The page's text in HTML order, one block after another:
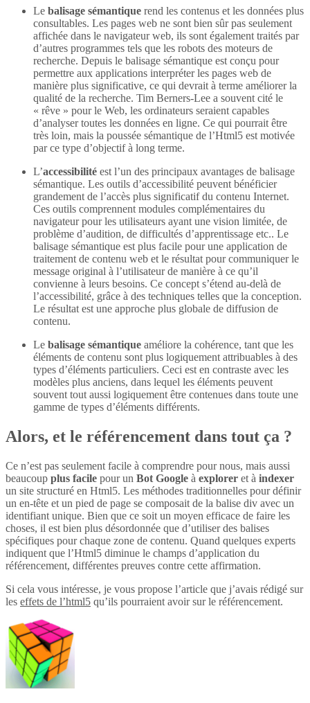
Le balisage sémantique rend les contenus et les données plus
consultables. Les pages web ne sont bien sûr pas seulement
affichée dans le navigateur web, ils sont également traités par
d’autres programmes tels que les robots des moteurs de
recherche. Depuis le balisage sémantique est conçu pour
permettre aux applications interpréter les pages web de
manière plus significative, ce qui devrait à terme améliorer la
qualité de la recherche. Tim Berners-Lee a souvent cité le
« rêve » pour le Web, les ordinateurs seraient capables
d’analyser toutes les données en ligne. Ce qui pourrait être
très loin, mais la poussée sémantique de l’Html5 est motivée
par ce type d’objectif à long terme.
L’accessibilité est l’un des principaux avantages de balisage
sémantique. Les outils d’accessibilité peuvent bénéficier
grandement de l’accès plus significatif du contenu Internet.
Ces outils comprennent modules complémentaires du
navigateur pour les utilisateurs ayant une vision limitée, de
problème d’audition, de difficultés d’apprentissage etc.. Le
balisage sémantique est plus facile pour une application de
traitement de contenu web et le résultat pour communiquer le
message original à l’utilisateur de manière à ce qu’il
convienne à leurs besoins. Ce concept s’étend au-delà de
l’accessibilité, grâce à des techniques telles que la conception.
Le résultat est une approche plus globale de diffusion de
contenu.
Le balisage sémantique améliore la cohérence, tant que les
éléments de contenu sont plus logiquement attribuables à des
types d’éléments particuliers. Ceci est en contraste avec les
modèles plus anciens, dans lequel les éléments peuvent
souvent tout aussi logiquement être contenues dans toute une
gamme de types d’éléments différents.
Alors, et le référencement dans tout ça ?
Ce n’est pas seulement facile à comprendre pour nous, mais aussi
beaucoup plus facile pour un Bot Google à explorer et à indexer
un site structuré en Html5. Les méthodes traditionnelles pour définir
un en-tête et un pied de page se composait de la balise div avec un
identifiant unique. Bien que ce soit un moyen efficace de faire les
choses, il est bien plus désordonnée que d’utiliser des balises
spécifiques pour chaque zone de contenu. Quand quelques experts
indiquent que l’Html5 diminue le champs d’application du
référencement, différentes preuves contre cette affirmation.
Si cela vous intéresse, je vous propose l’article que j’avais rédigé sur
les effets de l’html5 qu’ils pourraient avoir sur le référencement.